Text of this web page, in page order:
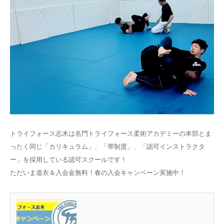
トライフォース志木は名門トライフォース柔術アカデミーの本部とま
ったく同じ「カリキュラム」、「帯制度」、「認可インストラクタ
ー」を採用している認可スクールです！
ただいま道衣＆入会金無料！春の入会キャンペーン実施中！